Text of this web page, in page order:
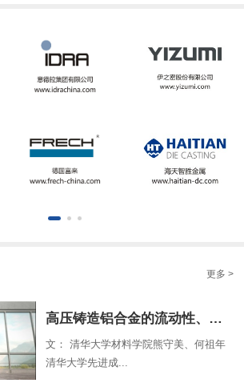
更多 >
​高压铸造铝合金的流动性、组织特征及解析模型（一）
文： 清华大学材料学院熊守美、何祖年
清华大学先进成...